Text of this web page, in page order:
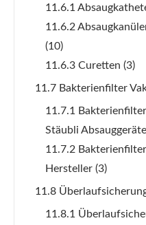
11.6.1
11.6.2
(10)
11.6.3 Curetten (3)
11.7 Bakterienfilter
11.7.1
Stäubli Absauggeräte
11.7.2
Hersteller (3)
11.8
11.8.1